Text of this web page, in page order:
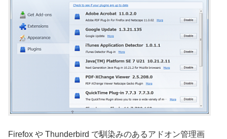
Firefox や Thunderbird で馴染みのあるアドオン管理画